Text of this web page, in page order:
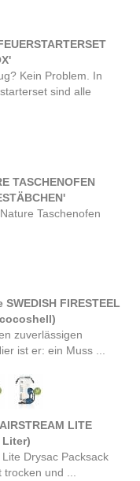
Kein Problem. In
sind alle
TASCHENOFEN
Taschenofen
FIRESTEEL
zuverlässigen
ist er: ein Muss ...
LITE
Liter)
Drysac Packsack
und ...